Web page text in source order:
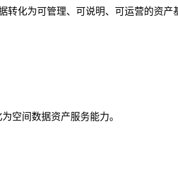
化为可管理、可说明、可运营的资产
空间数据资产服务能力。